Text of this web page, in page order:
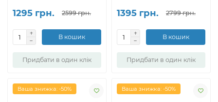
1295 грн. 2599 грн.
В кошик
Придбати в один клік
1395 грн. 2799 грн.
В кошик
Придбати в один клік
Ваша знижка: -50% Ваша знижка: -50%